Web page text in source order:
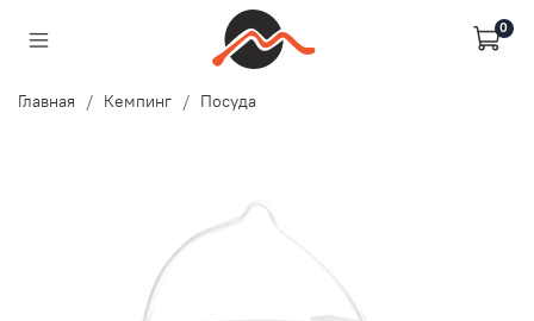
0
Главная Кемпинг Посуда